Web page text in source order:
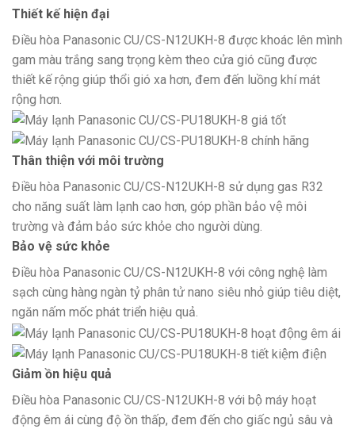
Thiết kế hiện đại
Điều hòa Panasonic CU/CS-N12UKH-8 được khoác lên mình
gam màu trắng sang trọng kèm theo cửa gió cũng được
thiết kế rộng giúp thổi gió xa hơn, đem đến luồng khí mát
rộng hơn.
Thân thiện với môi trường
Điều hòa Panasonic CU/CS-N12UKH-8 sử dụng gas R32
cho năng suất làm lạnh cao hơn, góp phần bảo vệ môi
trường và đảm bảo sức khỏe cho người dùng.
Bảo vệ sức khỏe
Điều hòa Panasonic CU/CS-N12UKH-8 với công nghệ làm
sạch cùng hàng ngàn tỷ phân tử nano siêu nhỏ giúp tiêu diệt,
ngăn nấm mốc phát triển hiệu quả.
Giảm ồn hiệu quả
Điều hòa Panasonic CU/CS-N12UKH-8 với bộ máy hoạt
động êm ái cùng độ ồn thấp, đem đến cho giấc ngủ sâu và